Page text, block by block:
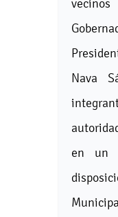
Nava
en un